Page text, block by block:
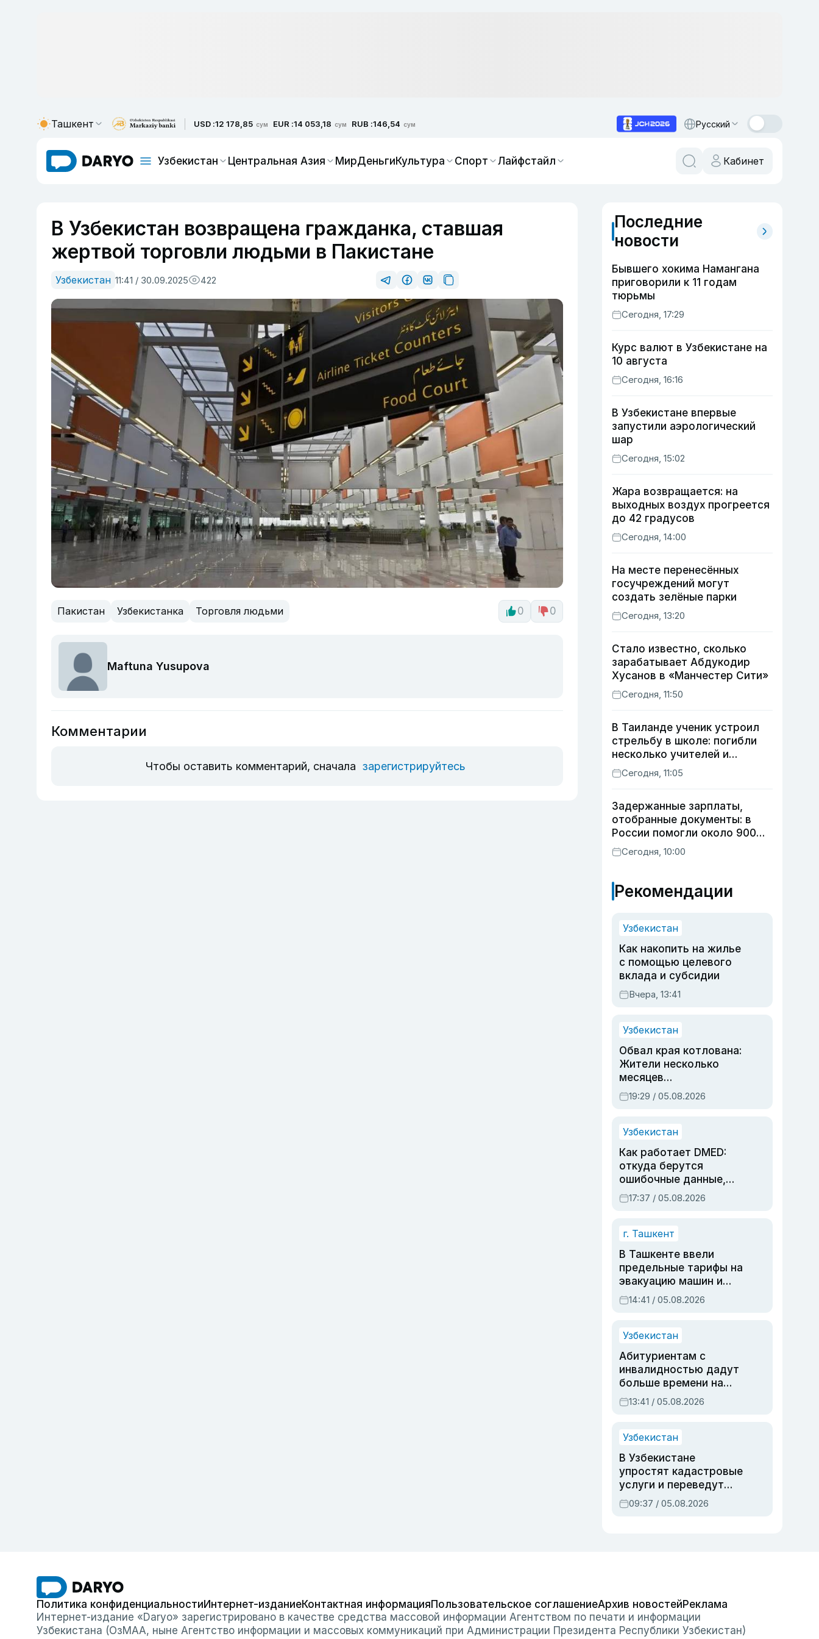
Ташкент USD :12 178,85 сум EUR :14 053,18 сум RUB :146,54 сум Русский
Узбекистан Центральная Азия МирДеньгиКультура Спорт Лайфстайл Кабинет
В Узбекистан возвращена гражданка, ставшая
жертвой торговли людьми в Пакистане
Узбекистан 11:41 / 30.09.2025 422
Пакистан Узбекистанка Торговля людьми 0 0
Maftuna Yusupova
Комментарии
Чтобы оставить комментарий, сначала зарегистрируйтесь
Последние
новости
Бывшего хокима Намангана
приговорили к 11 годам
тюрьмы
Сегодня, 17:29
Курс валют в Узбекистане на
10 августа
Сегодня, 16:16
В Узбекистане впервые
запустили аэрологический
шар
Сегодня, 15:02
Жара возвращается: на
выходных воздух прогреется
до 42 градусов
Сегодня, 14:00
На месте перенесённых
госучреждений могут
создать зелёные парки
Сегодня, 13:20
Стало известно, сколько
зарабатывает Абдукодир
Хусанов в «Манчестер Сити»
Сегодня, 11:50
В Таиланде ученик устроил
стрельбу в школе: погибли
несколько учителей и
учащихся
Сегодня, 11:05
Задержанные зарплаты,
отобранные документы: в
России помогли около 900
мигрантам из Узбекистана
Сегодня, 10:00
Рекомендации
Узбекистан
Как накопить на жилье
с помощью целевого
вклада и субсидии
Вчера, 13:41
Узбекистан
Обвал края котлована:
Жители несколько
месяцев
предупреждали об
опасности, но стройка
19:29 / 05.08.2026
Узбекистан
Как работает DMED:
откуда берутся
ошибочные данные,
дубли аккаунтов и
очереди по онлайн-
17:37 / 05.08.2026
г. Ташкент
В Ташкенте ввели
предельные тарифы на
эвакуацию машин и
штрафстоянки
14:41 / 05.08.2026
Узбекистан
Абитуриентам с
инвалидностью дадут
больше времени на
вступительных
экзаменах
13:41 / 05.08.2026
Узбекистан
В Узбекистане
упростят кадастровые
услуги и переведут
регистрацию
недвижимости в
09:37 / 05.08.2026
Политика конфиденциальностиИнтернет-изданиеКонтактная информацияПользовательское соглашениеАрхив новостейРеклама
Интернет-издание «Daryo» зарегистрировано в качестве средства массовой информации Агентством по печати и информации
Узбекистана (ОзМАА, ныне Агентство информации и массовых коммуникаций при Администрации Президента Республики Узбекистан)